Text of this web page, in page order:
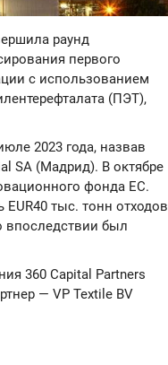
раунд
первого
с использованием
(ПЭТ),
2023 года, назвав
SA (Мадрид). В октябре
фонда ЕС.
EUR40 тыс. тонн отходов
впоследствии был
360 Capital Partners
— VP Textile BV